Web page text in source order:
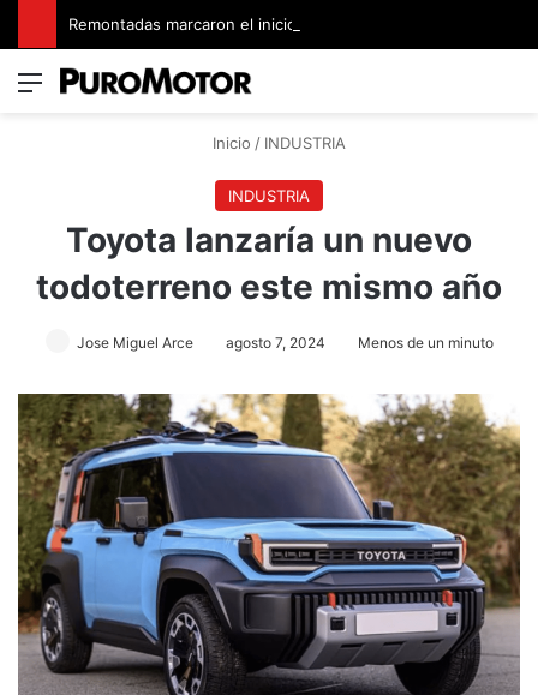
Menú
Inicio / INDUSTRIA
INDUSTRIA
Toyota lanzaría un nuevo
todoterreno este mismo año
Jose Miguel Arce agosto 7, 2024 Menos de un minuto